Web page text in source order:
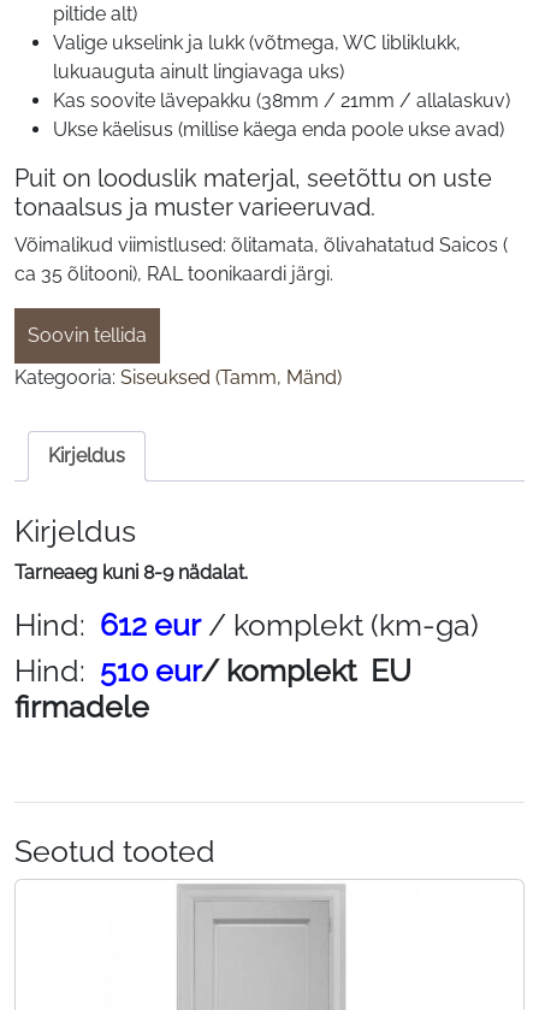
piltide alt)
Valige ukselink ja lukk (võtmega, WC libliklukk,
lukuauguta ainult lingiavaga uks)
Kas soovite lävepakku (38mm / 21mm / allalaskuv)
Ukse käelisus (millise käega enda poole ukse avad)
Puit on looduslik materjal, seetõttu on uste
tonaalsus ja muster varieeruvad.
Võimalikud viimistlused: õlitamata, õlivahatatud Saicos (
ca 35 õlitooni), RAL toonikaardi järgi.
Soovin tellida
Kategooria: Siseuksed (Tamm, Mänd)
Kirjeldus
Kirjeldus
Tarneaeg kuni 8-9 nädalat.
Hind: 612 eur/ komplekt (km-ga)
Hind: 510 eur/ komplekt EU
firmadele
Seotud tooted